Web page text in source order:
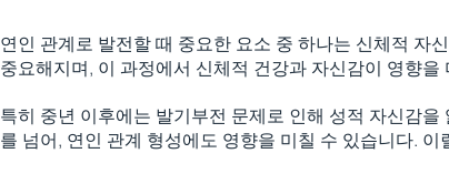
연인 관계로 발전할 때 중요한 요소 중 하나는 신체적 자
중요해지며, 이 과정에서 신체적 건강과 자신감이 영향을
특히 중년 이후에는 발기부전 문제로 인해 성적 자신감
를 넘어, 연인 관계 형성에도 영향을 미칠 수 있습니다.